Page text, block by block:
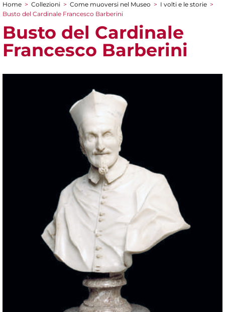
Tu sei qui
Home > Collezioni > Come muoversi nel Museo > I volti e le storie >
Busto del Cardinale Francesco Barberini
Busto del Cardinale
Francesco Barberini